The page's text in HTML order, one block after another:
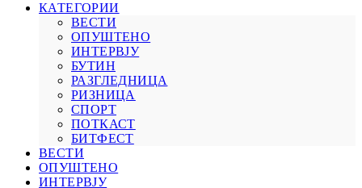
КАТЕГОРИИ
ВЕСТИ
ОПУШТЕНО
ИНТЕРВЈУ
БУТИН
РАЗГЛЕДНИЦА
РИЗНИЦА
СПОРТ
ПОТКАСТ
БИТФЕСТ
ВЕСТИ
ОПУШТЕНО
ИНТЕРВЈУ